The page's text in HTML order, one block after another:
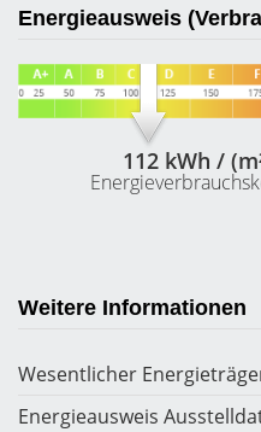
Energieausweis
112 kWh /
Weitere Informationen
Wesentlicher
Energieausweis